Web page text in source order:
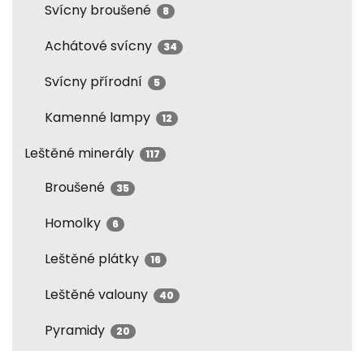
Svícny broušené 8
Achátové svícny 34
Svícny přírodní 5
Kamenné lampy 12
Leštěné minerály 117
Broušené 35
Homolky 6
Leštěné plátky 16
Leštěné valouny 40
Pyramidy 20